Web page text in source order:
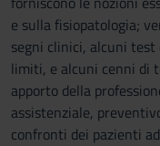
e sulla fisiopatologia;
segni clinici, alcuni
limiti, e alcuni cenni di
apporto della
assistenziale,
confronti dei pazienti